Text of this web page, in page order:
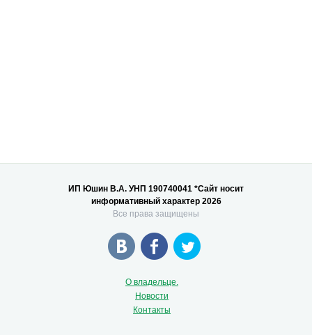
ИП Юшин В.А. УНП 190740041 *Сайт носит
информативный характер 2026
Все права защищены
О владельце.
Новости
Контакты